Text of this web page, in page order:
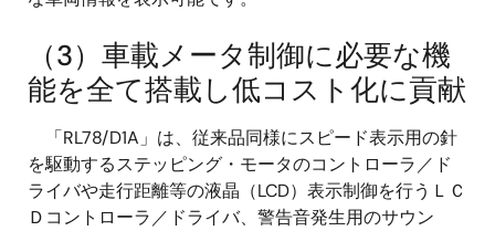
（3）車載メータ制御に必要な機
能を全て搭載し低コスト化に貢献
「RL78/D1A」は、従来品同様にスピード表示用の針
を駆動するステッピング・モータのコントローラ／ド
ライバや走行距離等の液晶（LCD）表示制御を行うＬＣ
Ｄコントローラ／ドライバ、警告音発生用のサウン